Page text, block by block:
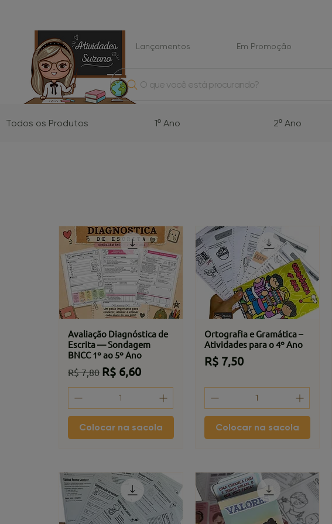
Lançamentos Em Promoção
O que você está procurando?
Todos os Produtos 1º Ano 2º Ano
Avaliação Diagnóstica de
Escrita — Sondagem
BNCC 1º ao 5º Ano
Preço normal
R$ 7,80 Preço promocional
R$ 6,60
Colocar na sacola
Ortografia e Gramática –
Atividades para o 4º Ano
Preço
R$ 7,50
Colocar na sacola